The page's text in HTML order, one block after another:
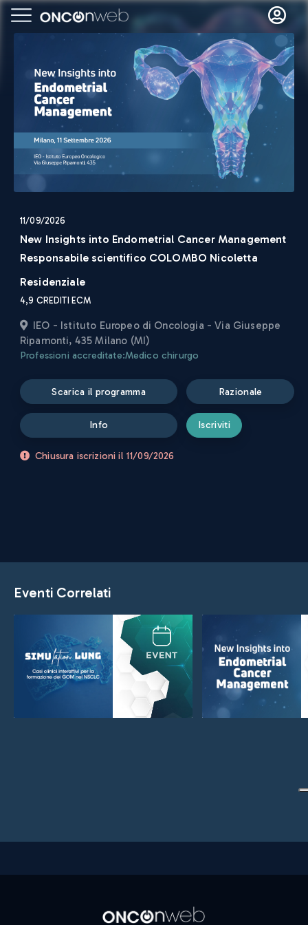
11/09/2026
New Insights into Endometrial Cancer Management
Responsabile scientifico COLOMBO Nicoletta
Residenziale
4,9 CREDITI ECM
IEO - Istituto Europeo di Oncologia - Via Giuseppe
Ripamonti, 435 Milano (MI)
Professioni accreditate:Medico chirurgo
scarica il programma razionale
info iscriviti
Chiusura iscrizioni il11/09/2026
Eventi Correlati